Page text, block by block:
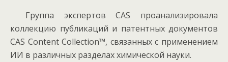
Группа экспертов CAS проанализировала
коллекцию публикаций и патентных документов
CAS Content Collection™, связанных с применением
ИИ в различных разделах химической науки.